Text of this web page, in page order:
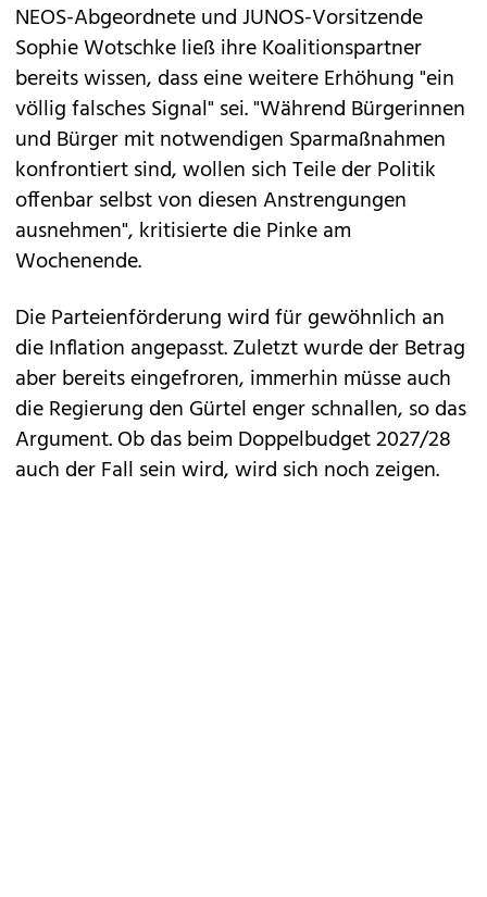
NEOS-Abgeordnete und JUNOS-Vorsitzende
Sophie Wotschke ließ ihre Koalitionspartner
bereits wissen, dass eine weitere Erhöhung "ein
völlig falsches Signal" sei. "Während Bürgerinnen
und Bürger mit notwendigen Sparmaßnahmen
konfrontiert sind, wollen sich Teile der Politik
offenbar selbst von diesen Anstrengungen
ausnehmen", kritisierte die Pinke am
Wochenende.
Die Parteienförderung wird für gewöhnlich an
die Inflation angepasst. Zuletzt wurde der Betrag
aber bereits eingefroren, immerhin müsse auch
die Regierung den Gürtel enger schnallen, so das
Argument. Ob das beim Doppelbudget 2027/28
auch der Fall sein wird, wird sich noch zeigen.